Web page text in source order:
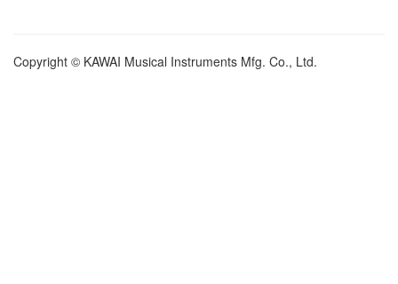
Copyright © KAWAI Musical Instruments Mfg. Co., Ltd.